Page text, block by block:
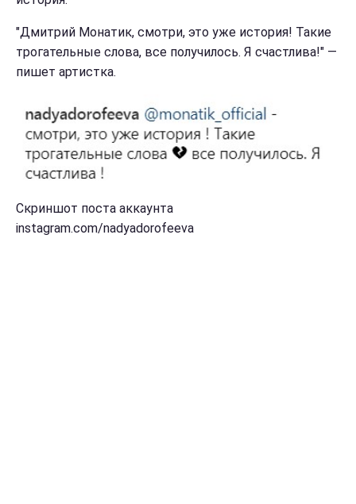
"Дмитрий Монатик, смотри, это уже история! Такие
трогательные слова, все получилось. Я счастлива!" —
пишет артистка.
Скриншот поста аккаунта
instagram.com/nadyadorofeeva